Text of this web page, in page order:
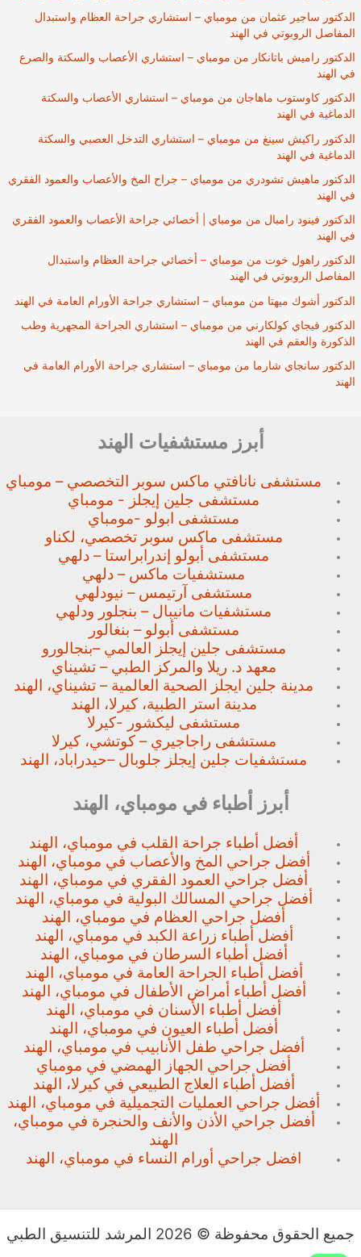
الدكتور ساجير عثمان من مومباي – استشاري جراحة العظام واستبدال
المفاصل الروبوتي في الهند
الدكتور راميش باتانكار من مومباي – استشاري الأعصاب والسكتة والصرع
في الهند
الدكتور كاوستوب ماهاجان من مومباي – استشاري الأعصاب والسكتة
الدماغية في الهند
الدكتور راكيش سينغ من مومباي – استشاري التدخل العصبي والسكتة
الدماغية في الهند
الدكتور ماهيش تشودري من مومباي – جراح المخ والأعصاب والعمود الفقري
في الهند
الدكتور فينود رامبال من مومباي | أخصائي جراحة الأعصاب والعمود الفقري
في الهند
الدكتور راهول خوت من مومباي – أخصائي جراحة العظام واستبدال
المفاصل الروبوتي في الهند
الدكتور أشوك ميهتا من مومباي – استشاري جراحة الأورام العامة في الهند
الدكتور فيجاي كولكارني من مومباي – استشاري الجراحة المجهرية وطب
الذكورة والعقم في الهند
الدكتور سانجاي شارما من مومباي – استشاري جراحة الأورام العامة في
الهند
أبرز مستشفيات الهند
مستشفى نانافتي ماكس سوبر التخصصي – مومباي
مستشفى جلين إيجلز - مومباي
مستشفى ابولو -مومباي
مستشفى ماكس سوبر تخصصي، لكناو
مستشفى أبولو إندرابراستا – دلهي
مستشفيات ماكس – دلهي
مستشفى آرتيمس – نيودلهي
مستشفيات مانيبال – بنجلور ودلهي
مستشفى أبولو – بنغالور
مستشفى جلين إيجلز العالمي –بنجالورو
معهد د. ريلا والمركز الطبي – تشيناي
مدينة جلين ايجلز الصحية العالمية – تشيناي، الهند
مدينة استر الطبية، كيرلا، الهند
مستشفى ليكشور -كيرلا
مستشفى راجاجيري – كوتشي، كيرلا
مستشفيات جلين إيجلز جلوبال –حيدراباد، الهند
أبرز أطباء في مومباي، الهند
أفضل أطباء جراحة القلب في مومباي، الهند
أفضل جراحي المخ والأعصاب في مومباي، الهند
أفضل جراحي العمود الفقري في مومباي، الهند
أفضل جراحي المسالك البولية في مومباي، الهند
أفضل جراحي العظام في مومباي، الهند
أفضل أطباء زراعة الكبد في مومباي، الهند
أفضل أطباء السرطان في مومباي، الهند
أفضل أطباء الجراحة العامة في مومباي، الهند
أفضل أطباء أمراض الأطفال في مومباي، الهند
أفضل أطباء الأسنان في مومباي، الهند
أفضل أطباء العيون في مومباي، الهند
أفضل جراحي طفل الأنابيب في مومباي، الهند
أفضل جراحي الجهاز الهمضي في مومباي
أفضل أطباء العلاج الطبيعي في كيرلا، الهند
أفضل جراحي العمليات التجميلية في مومباي، الهند
أفضل جراحي الأذن والأنف والحنجرة في مومباي،
الهند
افضل جراحي أورام النساء في مومباي، الهند
جميع الحقوق محفوظة © 2026 المرشد للتنسيق الطبي